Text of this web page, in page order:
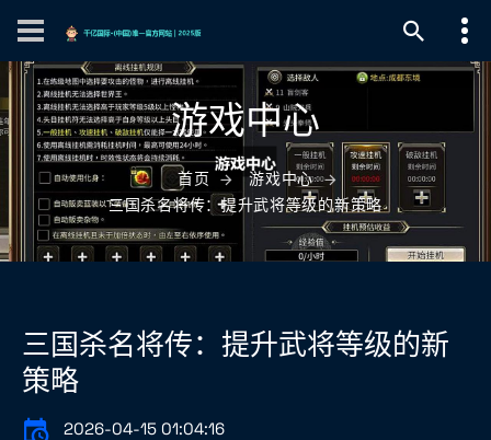
游戏中心
首页
游戏中心
三国杀名将传：提升武将等级的新策略
三国杀名将传：提升武将等级的新
策略
2026-04-15 01:04:16